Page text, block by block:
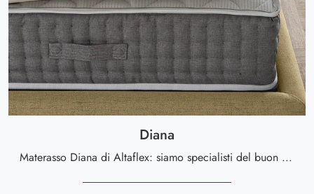
Diana
Materasso Diana di Altaflex: siamo specialisti del buon riposo! Ottieni informazioni sui Materassi hybrid matrimoniali.